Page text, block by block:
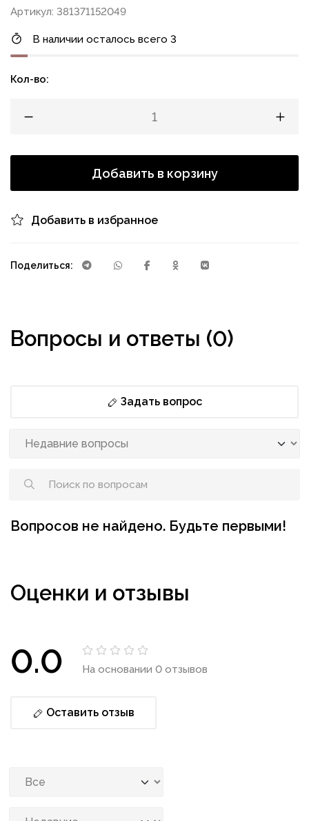
Артикул: 381371152049
В наличии осталось всего 3
Кол-во:
Добавить в корзину
Добавить в избранное
Поделиться:
Вопросы и ответы (0)
Задать вопрос
Вопросов не найдено. Будьте первыми!
Оценки и отзывы
0.0 На основании 0 отзывов
Оставить отзыв